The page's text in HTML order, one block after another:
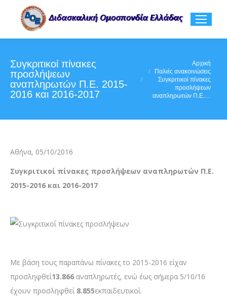
Συγκριτικοί πίνακες
προσλήψεων
αναπληρωτών Π.Ε. 2015-
2016 και 2016-2017
Αρχική
Παλιές ανακοινώσεις
Συγκριτικοί πίνακες
προσλήψεων
αναπληρωτών Π.Ε.…
Αθήνα, 05/10/2016
Συγκριτικοί πίνακες προσλήψεων αναπληρωτών Π.Ε.
2015-2016 και 2016-2017
Με βάση τους παραπάνω πίνακες το 2015-2016 είχαν
προσληφθεί13.866 αναπληρωτές, ενώ έως σήμερα 5/10/16
έχουν προσληφθεί 8.855εκπαιδευτικοί.